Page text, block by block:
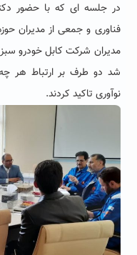
در جلسه ای که با حضور
فناوری و جمعی از مدیران
مدیران شرکت کابل خودرو
شد دو طرف بر ارتباط هر
نوآوری تاکید کردند.